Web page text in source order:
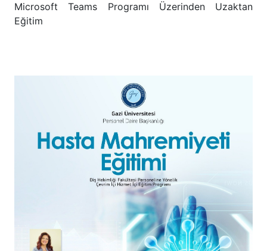
Microsoft Teams Programı Üzerinden Uzaktan
Eğitim